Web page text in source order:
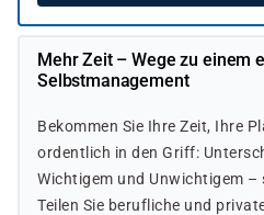
Mehr Zeit – Wege zu einem
Selbstmanagement
Bekommen Sie Ihre Zeit, Ihre
ordentlich in den Griff:
Wichtigem und Unwichtigem –
Teilen Sie berufliche und